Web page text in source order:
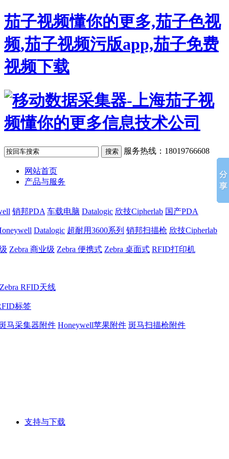
茄子视频懂你的更多,茄子色视
频,茄子视频污版app,茄子免费
视频下载
服务热线：18019766608
网站首页
产品与服务
销邦PDA 车载电脑 Datalogic 欣技Cipherlab 国产PDA
Datalogic 超耐用3600系列 销邦扫描枪 欣技Cipherlab
Zebra 商业级 Zebra 便携式 Zebra 桌面式 RFID打印机
Zebra RFID天线
标签
马采集器附件 Honeywell苹果附件 斑马扫描枪附件
支持与下载